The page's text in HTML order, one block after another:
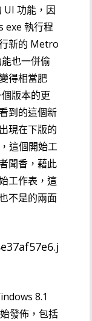
UI 功能，因
exe 執行程
新的 Metro
也一併偷
得相當肥
版本的更
到的這個新
現在下版的
這個開始工
聞香，藉此
工作表，這
不是的兩面
8.1
發佈，包括